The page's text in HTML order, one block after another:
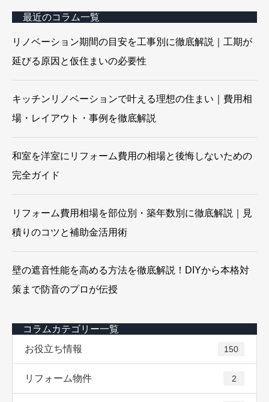
最近のコラム一覧
リノベーション期間の目安を工事別に徹底解説｜工期が
延びる原因と仮住まいの必要性
キッチンリノベーションで叶える理想の住まい｜費用相
場・レイアウト・事例を徹底解説
和室を洋室にリフォーム費用の相場と後悔しないための
完全ガイド
リフォーム費用相場を部位別・築年数別に徹底解説｜見
積りのコツと補助金活用術
壁の遮音性能を高める方法を徹底解説！DIYから本格対
策まで防音のプロが伝授
コラムカテゴリー一覧
お役立ち情報
150
リフォーム物件 2